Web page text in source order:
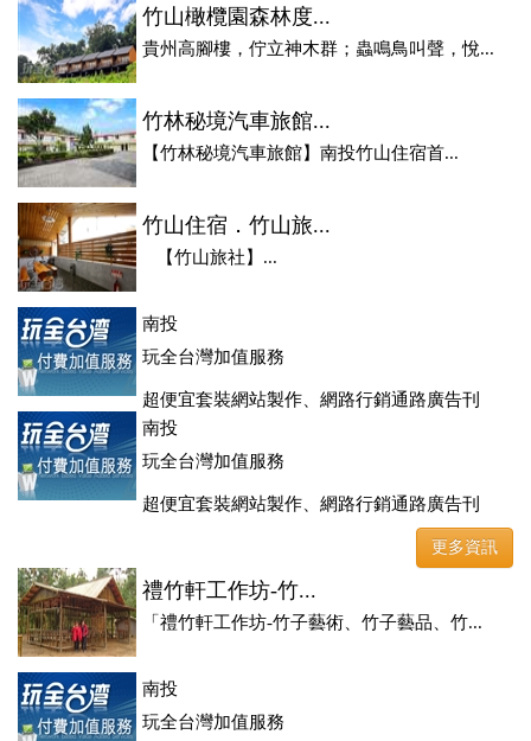
竹山橄欖園森林度...
貴州高腳樓，佇立神木群；蟲鳴鳥叫聲，悅...
竹林秘境汽車旅館...
【竹林秘境汽車旅館】南投竹山住宿首...
竹山住宿．竹山旅...
【竹山旅社】...
南投
玩全台灣加值服務
超便宜套裝網站製作、網路行銷通路廣告刊
登、訂房系統、客房委託旅行社銷售，全面優惠中....
南投
玩全台灣加值服務
超便宜套裝網站製作、網路行銷通路廣告刊
登、訂房系統、客房委託旅行社銷售，全面優惠中....
更多資訊
禮竹軒工作坊-竹...
「禮竹軒工作坊-竹子藝術、竹子藝品、竹...
南投
玩全台灣加值服務